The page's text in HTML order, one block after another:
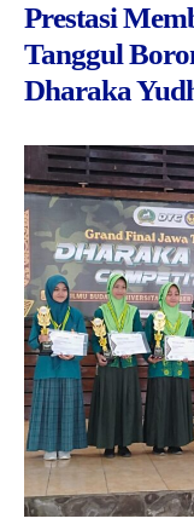
Prestasi
Tanggul
Dharaka